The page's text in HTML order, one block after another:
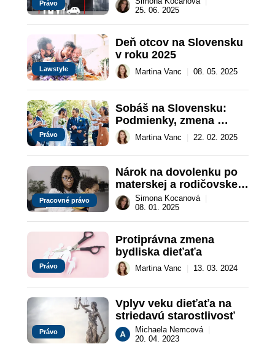
Právo
25. 06. 2025
Lawstyle
Deň otcov na Slovensku
v roku 2025
Martina Vanc 08. 05. 2025
Právo
Sobáš na Slovensku:
Podmienky, zmena
priezviska a povinnosti
manželov
Martina Vanc 22. 02. 2025
Pracovné právo
Nárok na dovolenku po
materskej a rodičovskej
dovolenke
Simona Kocanová
08. 01. 2025
Právo
Protiprávna zmena
bydliska dieťaťa
Martina Vanc 13. 03. 2024
Právo
Vplyv veku dieťaťa na
striedavú starostlivosť
Michaela Nemcová
20. 04. 2023